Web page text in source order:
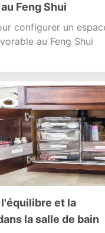
Feng Shui
configurer un
au Feng Shui
et la
la salle de bain